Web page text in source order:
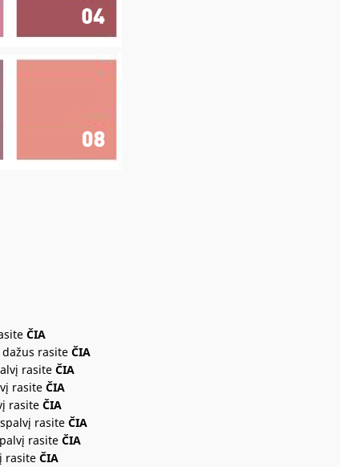
ČIA
rasite ČIA
rasite ČIA
rasite ČIA
rasite ČIA
rasite ČIA
rasite ČIA
rasite ČIA